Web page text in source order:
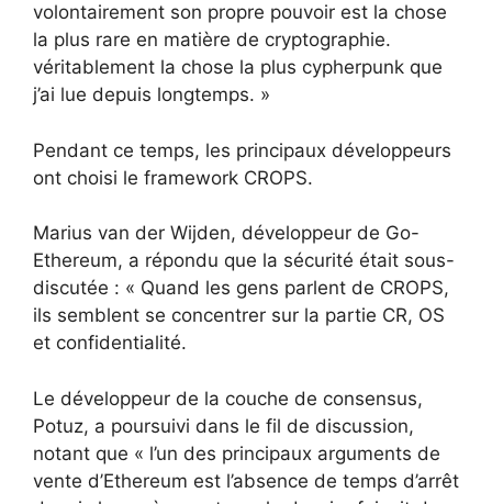
volontairement son propre pouvoir est la chose
la plus rare en matière de cryptographie.
véritablement la chose la plus cypherpunk que
j’ai lue depuis longtemps. »
Pendant ce temps, les principaux développeurs
ont choisi le framework CROPS.
Marius van der Wijden, développeur de Go-
Ethereum, a répondu que la sécurité était sous-
discutée : « Quand les gens parlent de CROPS,
ils semblent se concentrer sur la partie CR, OS
et confidentialité.
Le développeur de la couche de consensus,
Potuz, a poursuivi dans le fil de discussion,
notant que « l’un des principaux arguments de
vente d’Ethereum est l’absence de temps d’arrêt